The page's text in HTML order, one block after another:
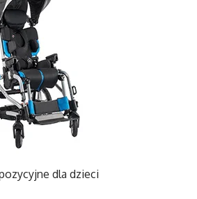
dla dzieci